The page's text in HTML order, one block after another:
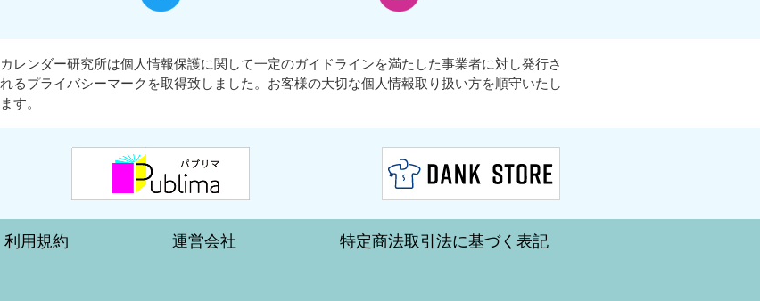
カレンダー研究所は個人情報保護に関して一定のガイドラインを満たした事業者に対し発行さ
れるプライバシーマークを取得致しました。お客様の大切な個人情報取り扱い方を順守いたし
ます。
利用規約 運営会社 特定商法取引法に基づく表記